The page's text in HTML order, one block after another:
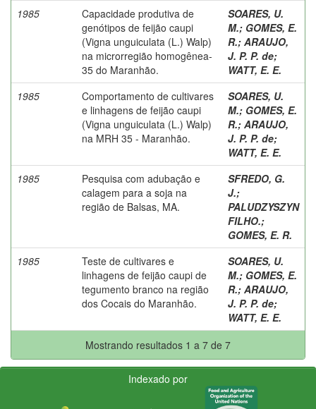
1985
Capacidade produtiva de
genótipos de feijão caupi
(Vigna unguiculata (L.) Walp)
na microrregião homogênea-
35 do Maranhão.
SOARES, U.
M.; GOMES, E.
R.; ARAUJO,
J. P. P. de;
WATT, E. E.
1985
Comportamento de cultivares
e linhagens de feijão caupi
(Vigna unguiculata (L.) Walp)
na MRH 35 - Maranhão.
SOARES, U.
M.; GOMES, E.
R.; ARAUJO,
J. P. P. de;
WATT, E. E.
1985
Pesquisa com adubação e
calagem para a soja na
região de Balsas, MA.
SFREDO, G.
J.;
PALUDZYSZYN
FILHO.;
GOMES, E. R.
1985
Teste de cultivares e
linhagens de feijão caupi de
tegumento branco na região
dos Cocais do Maranhão.
SOARES, U.
M.; GOMES, E.
R.; ARAUJO,
J. P. P. de;
WATT, E. E.
Mostrando resultados 1 a 7 de 7
Indexado por